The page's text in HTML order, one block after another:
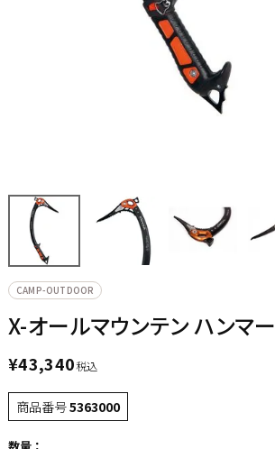
CAMP-OUTDOOR
X-オールマウンテン ハンマー
¥43,340税込
商品番号5363000